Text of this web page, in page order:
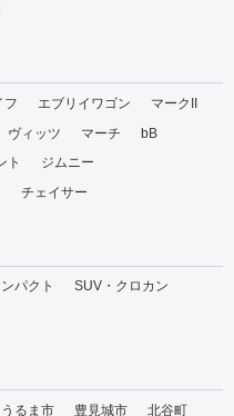
フ エブリイワゴン
マークII
ヴィッツ マーチ
bB
ト
ジムニー
チェイサー
パクト
SUV・クロカン
うるま市 豊見城市
北谷町